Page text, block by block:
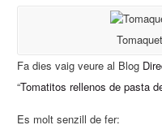
Fa dies vaig veure al Blog
“Tomatitos rellenos de pasta
Es molt senzill de fer: